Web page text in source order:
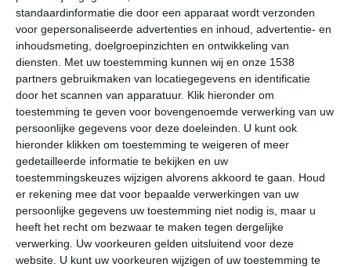
standaardinformatie die door een apparaat wordt verzonden
voor gepersonaliseerde advertenties en inhoud, advertentie- en
inhoudsmeting, doelgroepinzichten en ontwikkeling van
diensten.
Met uw toestemming kunnen wij en onze 1538
partners gebruikmaken van locatiegegevens en identificatie
door het scannen van apparatuur. Klik hieronder om
toestemming te geven voor bovengenoemde verwerking van uw
persoonlijke gegevens voor deze doeleinden. U kunt ook
hieronder klikken om toestemming te weigeren of meer
gedetailleerde informatie te bekijken en uw
toestemmingskeuzes wijzigen alvorens akkoord te gaan.
Houd
er rekening mee dat voor bepaalde verwerkingen van uw
persoonlijke gegevens uw toestemming niet nodig is, maar u
heeft het recht om bezwaar te maken tegen dergelijke
verwerking. Uw voorkeuren gelden uitsluitend voor deze
website. U kunt uw voorkeuren wijzigen of uw toestemming te
do
34°
vr za
37° 23°
zo
37° 22°
22°C 21°C 24°C
04:00 07:00 10:00 13:00 16:00